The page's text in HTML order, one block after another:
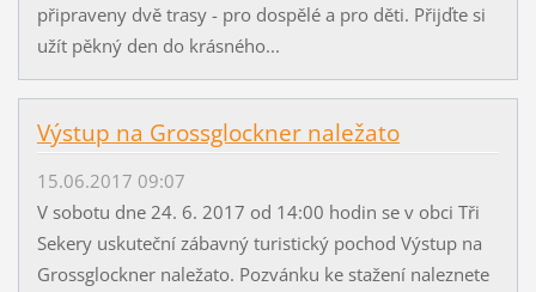
připraveny dvě trasy - pro dospělé a pro děti. Přijďte si
užít pěkný den do krásného...
Výstup na Grossglockner naležato
15.06.2017 09:07
V sobotu dne 24. 6. 2017 od 14:00 hodin se v obci Tři
Sekery uskuteční zábavný turistický pochod Výstup na
Grossglockner naležato. Pozvánku ke stažení naleznete